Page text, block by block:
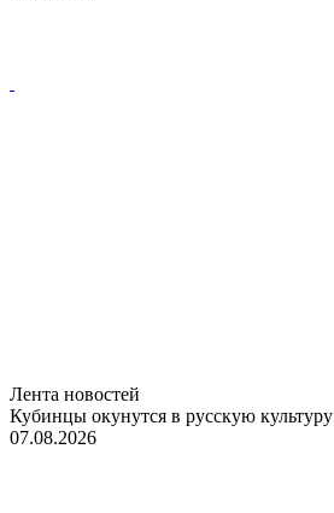
Лента новостей
Кубинцы окунутся в русскую культуру
07.08.2026